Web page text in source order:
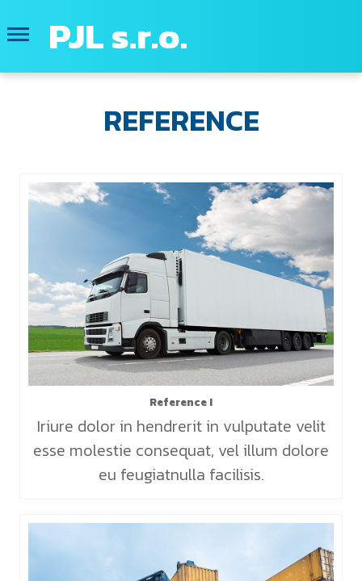
PJL s.r.o.
REFERENCE
Reference I
Iriure dolor in hendrerit in vulputate velit
esse molestie consequat, vel illum dolore
eu feugiatnulla facilisis.